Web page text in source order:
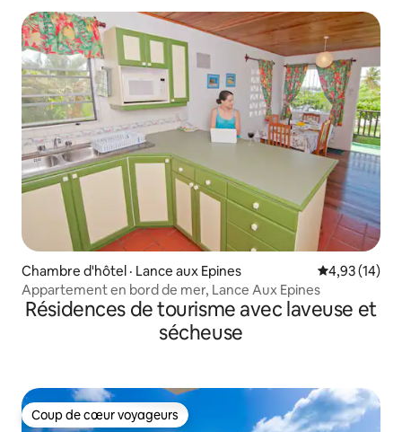
Chambre d'hôtel · Lance aux Epines Note
4,93 (14)
Appartement en bord de mer, Lance Aux Epines
Résidences de tourisme avec laveuse et
sécheuse
Coup de cœur voyageurs
Coup de cœur voyageurs